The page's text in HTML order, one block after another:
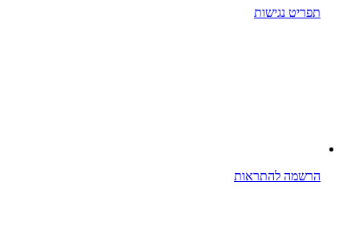
תפריט נגישות
הרשמה להתראות